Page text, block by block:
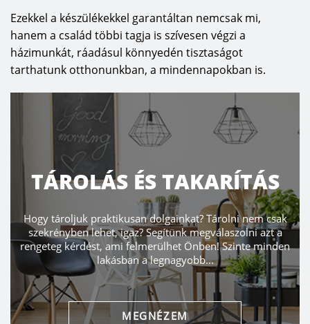
Ezekkel a készülékekkel garantáltan nemcsak mi,
hanem a család többi tagja is szívesen végzi a
házimunkát, ráadásul könnyedén tisztaságot
tarthatunk otthonunkban, a mindennapokban is.
TÁROLÁS ÉS TAKARÍTÁS
Hogy tároljuk praktikusan dolgainkat? Tárolni nem csak
szekrényben lehet, igaz? Segítünk megválaszolni azt a
rengeteg kérdést, ami felmerülhet Önben! Szinte minden
lakásban a legnagyobb...
MEGNÉZEM